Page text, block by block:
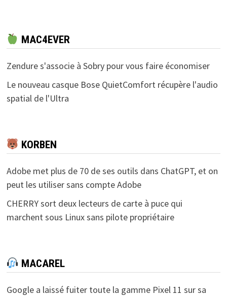
MAC4EVER
Zendure s'associe à Sobry pour vous faire économiser
Le nouveau casque Bose QuietComfort récupère l'audio
spatial de l'Ultra
KORBEN
Adobe met plus de 70 de ses outils dans ChatGPT, et on
peut les utiliser sans compte Adobe
CHERRY sort deux lecteurs de carte à puce qui
marchent sous Linux sans pilote propriétaire
MACAREL
Google a laissé fuiter toute la gamme Pixel 11 sur sa